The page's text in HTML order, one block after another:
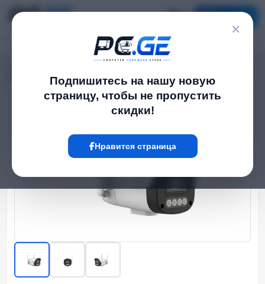
×
Подпишитесь на нашу новую
страницу, чтобы не пропустить
скидки!
Нравится страница
IP Камера - 4მპ, 4მმ, Bullet, 4G, Mic, SD, ANR, UMD, DL, Uniview